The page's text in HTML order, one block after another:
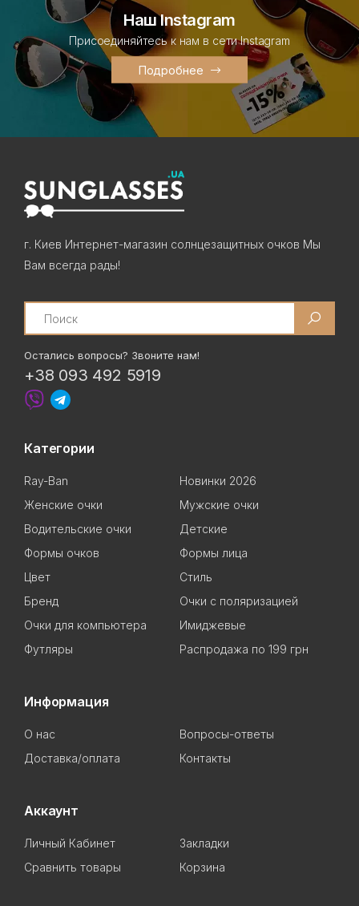
Наш Instagram
Присоединяйтесь к нам в сети Instagram
Подробнее
г. Киев Интернет-магазин солнцезащитных очков Мы
Вам всегда рады!
Search
Остались вопросы? Звоните нам!
+38 093 492 5919
Категории
Ray-Ban
Новинки 2026
Женские очки
Мужские очки
Водительские очки
Детские
Формы очков
Формы лица
Цвет
Стиль
Бренд
Очки с поляризацией
Очки для компьютера
Имиджевые
Футляры
Распродажа по 199 грн
Информация
О нас
Вопросы-ответы
Доставка/оплата
Контакты
Аккаунт
Личный Кабинет
Закладки
Сравнить товары
Корзина